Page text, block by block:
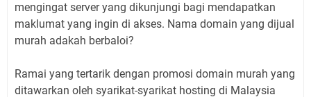
mengingat server yang dikunjungi bagi mendapatkan
maklumat yang ingin di akses. Nama domain yang dijual
murah adakah berbaloi?
Ramai yang tertarik dengan promosi domain murah yang
ditawarkan oleh syarikat-syarikat hosting di Malaysia